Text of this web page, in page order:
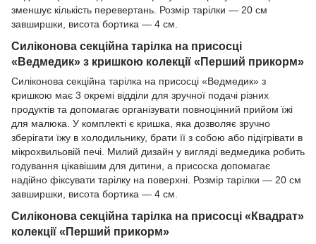
зменшує кількість перевертань. Розмір тарілки — 20 см
завширшки, висота бортика — 4 см.
Силіконова секційна тарілка на присосці
«Ведмедик» з кришкою колекції «Перший прикорм»
Силіконова секційна тарілка на присосці «Ведмедик» з
кришкою має 3 окремі відділи для зручної подачі різних
продуктів та допомагає організувати повноцінний прийом їжі
для малюка. У комплекті є кришка, яка дозволяє зручно
зберігати їжу в холодильнику, брати її з собою або підігрівати в
мікрохвильовій печі. Милий дизайн у вигляді ведмедика робить
годування цікавішим для дитини, а присоска допомагає
надійно фіксувати тарілку на поверхні. Розмір тарілки — 20 см
завширшки, висота бортика — 4 см.
Силіконова секційна тарілка на присосці «Квадрат»
колекції «Перший прикорм»